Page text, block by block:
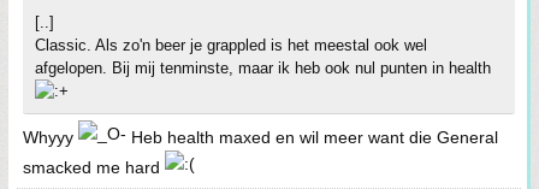
[..]
Classic. Als zo'n beer je grappled is het meestal ook wel
afgelopen. Bij mij tenminste, maar ik heb ook nul punten in health
Whyyy
Heb health maxed en wil meer want die General
smacked me hard